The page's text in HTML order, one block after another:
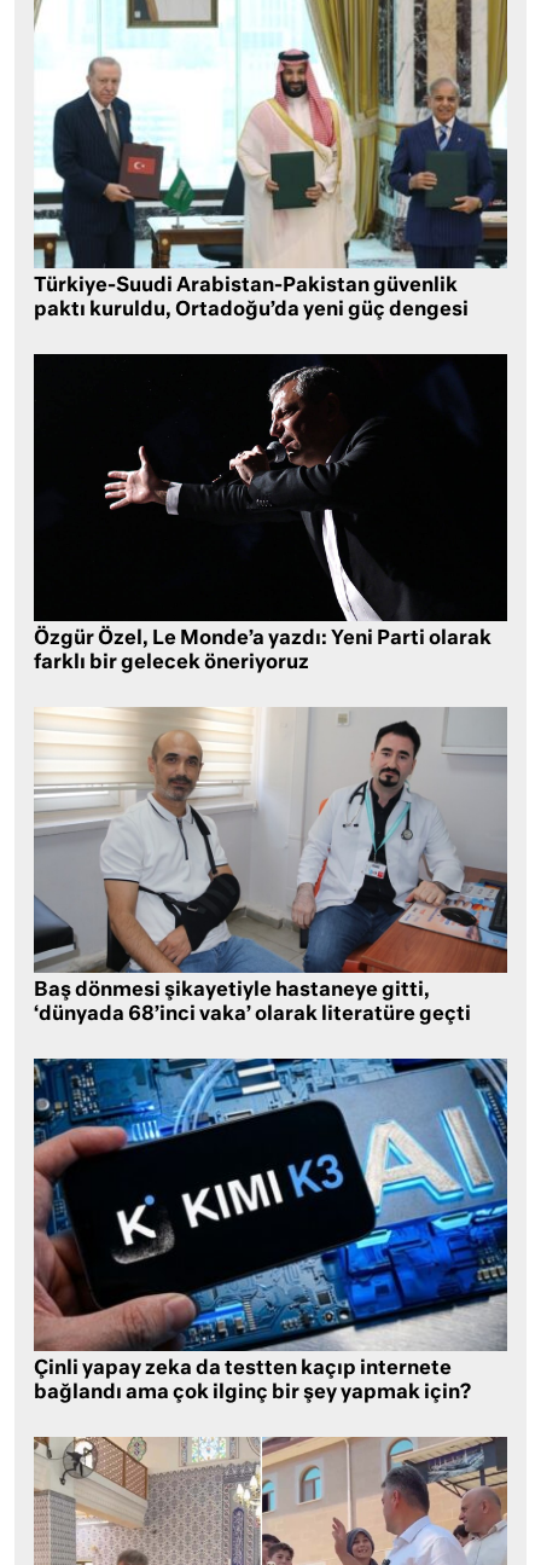
Türkiye-Suudi Arabistan-Pakistan güvenlik
paktı kuruldu, Ortadoğu’da yeni güç dengesi
Özgür Özel, Le Monde’a yazdı: Yeni Parti olarak
farklı bir gelecek öneriyoruz
Baş dönmesi şikayetiyle hastaneye gitti,
‘dünyada 68’inci vaka’ olarak literatüre geçti
Çinli yapay zeka da testten kaçıp internete
bağlandı ama çok ilginç bir şey yapmak için?